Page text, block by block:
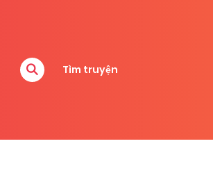
Tìm truyện